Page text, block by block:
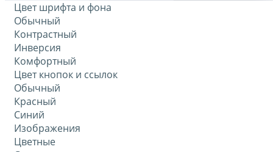
Цвет шрифта и фона
Обычный
Контрастный
Инверсия
Комфортный
Цвет кнопок и ссылок
Обычный
Красный
Синий
Изображения
Цветные